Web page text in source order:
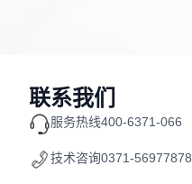
联系我们
服务热线400-6371-066
技术咨询0371-56977878